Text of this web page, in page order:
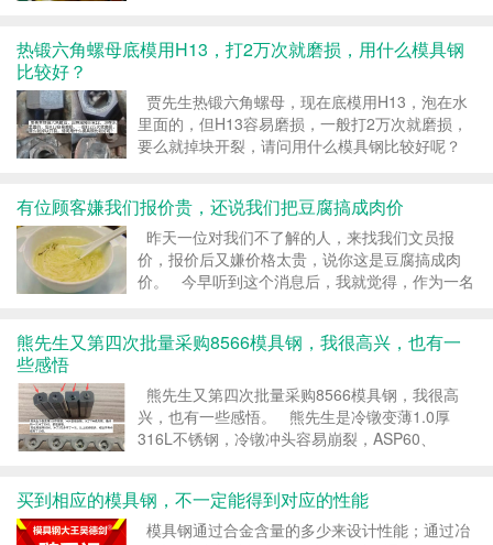
热锻六角螺母底模用H13，打2万次就磨损，用什么模具钢
比较好？
贾先生热锻六角螺母，现在底模用H13，泡在水
里面的，但H13容易磨损，一般打2万次就磨损，
要么就掉块开裂，请问用什么模具钢比较好呢？
Mo含...
有位顾客嫌我们报价贵，还说我们把豆腐搞成肉价
昨天一位对我们不了解的人，来找我们文员报
价，报价后又嫌价格太贵，说你这是豆腐搞成肉
价。 今早听到这个消息后，我就觉得，作为一名
要将嫩豆腐...
熊先生又第四次批量采购8566模具钢，我很高兴，也有一
些感悟
熊先生又第四次批量采购8566模具钢，我很高
兴，也有一些感悟。 熊先生是冷镦变薄1.0厚
316L不锈钢，冷镦冲头容易崩裂，ASP60、
但用誉辉8...
买到相应的模具钢，不一定能得到对应的性能
模具钢通过合金含量的多少来设计性能；通过冶